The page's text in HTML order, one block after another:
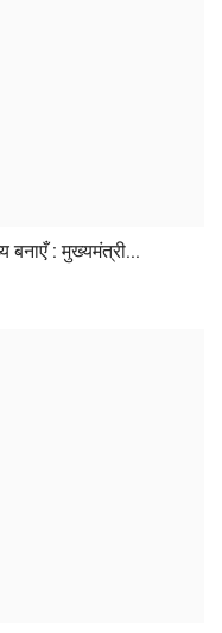
बनाएँ : मुख्यमंत्री...